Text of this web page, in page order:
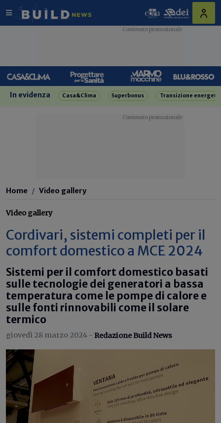
In evidenza Casa&Clima Superbonus Transizione
Home Video gallery
Video gallery
Cordivari, sistemi completi per il
comfort domestico a MCE 2024
Sistemi per il comfort domestico basati
sulle tecnologie dei generatori a bassa
temperatura come le pompe di calore e
sulle fonti rinnovabili come il solare
termico
giovedì 28 marzo 2024 - Redazione Build News